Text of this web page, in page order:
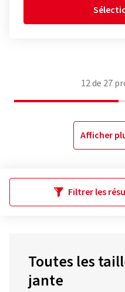
12de 27
Afficher
Filtrer les
Toutes les
jante